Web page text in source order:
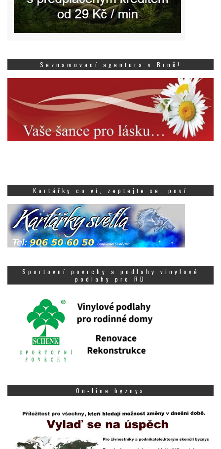
Seznamovací agentura v Brně!
Kartářky co ví, zeptejte se, poví
Sportovní povrchy a podlahy vinylové
podlahy pro RD
On-line byznys